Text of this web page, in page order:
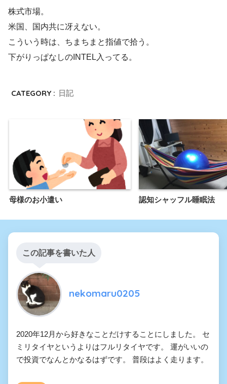
株式市場。
米国、国内共に冴えない。
こういう時は、ちまちまと指値で拾う。
下がりっぱなしのINTEL入ってる。
CATEGORY : 日記
母様のお小遣い 認知シャッフル睡眠法
この記事を書いた人
nekomaru0205
2020年12月から好きなことだけすることにしました。 セ
ミリタイヤというよりはフルリタイヤです。 運がいいの
で投資でなんとかなるはずです。 普段はよく走ります。